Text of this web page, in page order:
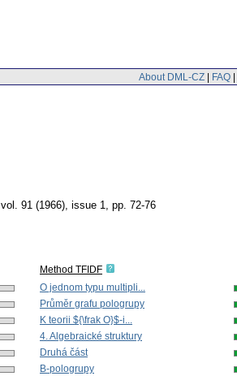
About DML-CZ | FAQ |
vol. 91 (1966), issue 1, pp. 72-76
Method TFIDF
O jednom typu multipli...
Průměr grafu pologrupy
K teorii ${\frak O}$-i...
4. Algebraické struktury
Druhá část
B-pologrupy